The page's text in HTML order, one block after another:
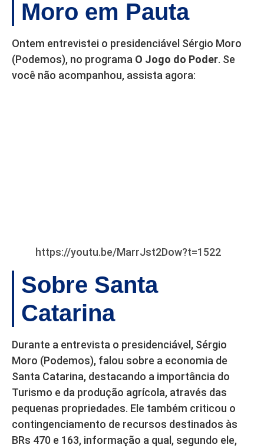
Moro em Pauta
Ontem entrevistei o presidenciável Sérgio Moro
(Podemos), no programa O Jogo do Poder. Se
você não acompanhou, assista agora:
https://youtu.be/MarrJst2Dow?t=1522
Sobre Santa
Catarina
Durante a entrevista o presidenciável, Sérgio
Moro (Podemos), falou sobre a economia de
Santa Catarina, destacando a importância do
Turismo e da produção agrícola, através das
pequenas propriedades. Ele também criticou o
contingenciamento de recursos destinados às
BRs 470 e 163, informação a qual, segundo ele,